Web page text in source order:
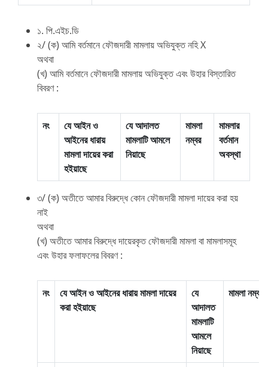
১. পি.এইচ.ডি
২/ (ক) আমি বর্তমানে ফৌজদারী মামলায় অভিযুক্ত নহি X
অথবা
(খ) আমি বর্তমানে ফৌজদারী মামলায় অভিযুক্ত এবং উহার বিস্তারিত
বিবরণ :
নং
যে আইন ও
আইনের ধারায়
মামলা দায়ের করা
হইয়াছে
যে আদালত
মামলাটি আমলে
নিয়াছে
মামলা
নম্বর
মামলার
বর্তমান
অবস্থা
৩/ (ক) অতীতে আমার বিরুদ্ধে কোন ফৌজদারী মামলা দায়ের করা হয়
নাই
অথবা
(খ) অতীতে আমার বিরুদ্ধে দায়েরকৃত ফৌজদারী মামলা বা মামলাসমূহ
এবং উহার ফলাফলের বিবরণ :
নং
যে আইন ও আইনের ধারায় মামলা দায়ের
করা হইয়াছে
যে
আদালত
মামলাটি
আমলে
নিয়াছে
মামলা নম্বর